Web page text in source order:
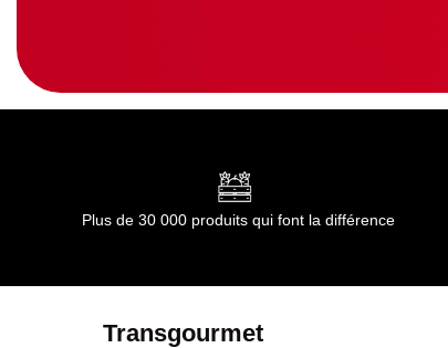
Plus de 30 000 produits qui font la différence
Transgourmet